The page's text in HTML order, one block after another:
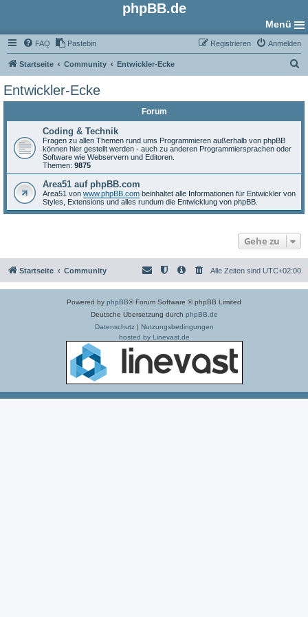
phpBB.de
Menü
FAQ Pastebin Anmelden
Registrieren
Startseite Community Entwickler-Ecke
Entwickler-Ecke
Forum
Coding & Technik
Fragen zu allen Themen rund ums Programmieren außerhalb von phpBB
können hier gestellt werden - auch zu anderen Programmiersprachen oder
Software wie Webservern und Editoren.
Themen: 9875
Area51 auf phpBB.com
Area51 von www.phpBB.com beinhaltet alle Informationen für Entwickler von
Styles, Extensions und alles rundum die Entwicklung von phpBB.
Gehe zu
Startseite Community Alle Zeiten sind UTC+02:00
Powered by phpBB® Forum Software © phpBB Limited
Deutsche Übersetzung durch phpBB.de
Datenschutz| Nutzungsbedingungen
hosted by Linevast.de